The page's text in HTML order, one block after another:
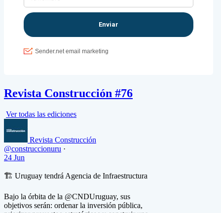
Revista Construcción #76
Ver todas las ediciones
Revista Construcción
@construccionuru ·
24 Jun
🏗️ Uruguay tendrá Agencia de Infraestructura
Bajo la órbita de la @CNDUruguay, sus
objetivos serán: ordenar la inversión pública,